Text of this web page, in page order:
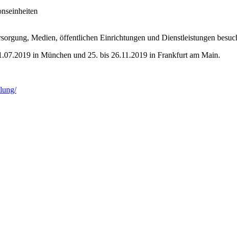
Medien, öffentlichen Einrichtungen und Dienstleistungen
in München und 25. bis 26.11.2019 in Frankfurt am Main.